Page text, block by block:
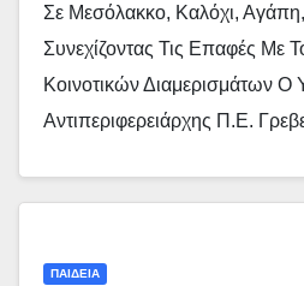
Σε Μεσόλακκο, Καλόχι, Αγάπη,
Συνεχίζοντας Τις Επαφές Με
Κοινοτικών Διαμερισμάτων Ο
Αντιπεριφερειάρχης Π.Ε.
ΠΑΙΔΕΙΑ